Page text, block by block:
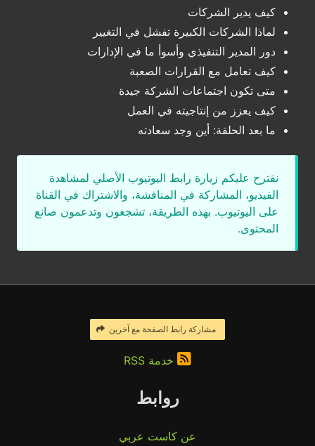
كيف يدير الشركات
لماذا الشركات الكبيرة تفشل في التغيير
دور المدير التنفيذي وأسوأ ما في الإدارات
كيف تعامل مع القرارات الصعبة
متى تكون اجتماعات الشركة جيدة
كيف يعزز من إنتاجيته في العمل
ما بعد الحلقة: أين وجد سعادته
نقترح عليكم زيارة رابط اليوتيوب الأصلي لمشاهدة
الفيديو، المشاركة في المناقشة، والاشتراك في القناة
على اليوتيوب. بهذه الطريقة، تشجعون وتدعمون صانع
المحتوى.
مشاركة رابط الصفحة مع آخرين
خدمة RSS
روابط
عن كاست عربي